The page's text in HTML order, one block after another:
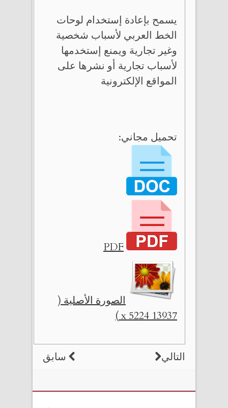
يسمح بإعادة إستخدام لوحات
الخط العربي لأسباب شخصية
وغير تجارية ويمنع إستخدمها
لأسباب تجارية أو نشرها على
المواقع الإلكترونية
تحميل مجاني:
PDF
الصورة الأصلية (
13937 x 5224 )
سابق التالي